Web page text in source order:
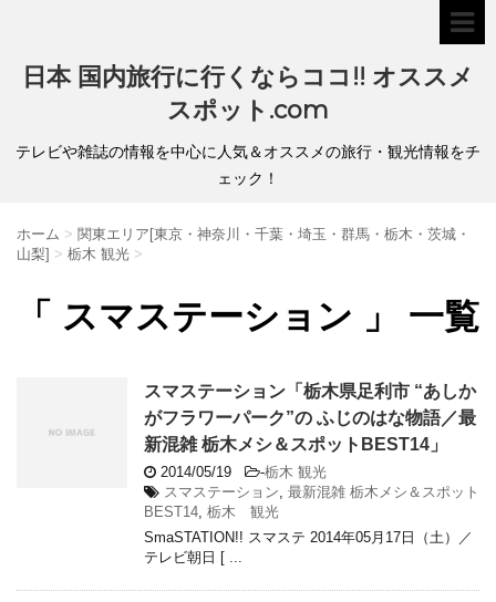
日本 国内旅行に行くならココ!! オススメ
スポット.com
テレビや雑誌の情報を中心に人気＆オススメの旅行・観光情報をチ
ェック！
ホーム > 関東エリア[東京・神奈川・千葉・埼玉・群馬・栃木・茨城・
山梨] > 栃木 観光 >
「 スマステーション 」 一覧
スマステーション「栃木県足利市 “あしか
がフラワーパーク”の ふじのはな物語／最
新混雑 栃木メシ＆スポットBEST14」
2014/05/19 -栃木 観光
スマステーション 最新混雑 栃木メシ＆スポット
BEST14 栃木 観光
SmaSTATION!! スマステ 2014年05月17日（土）／
テレビ朝日 [ ...